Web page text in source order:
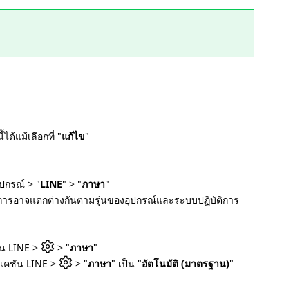
ด้แม้เลือกที่ "แก้ไข"
กรณ์ > "LINE" > "ภาษา"
รอาจแตกต่างกันตามรุ่นของอุปกรณ์และระบบปฏิบัติการ
LINE >
> "ภาษา"
ชัน LINE >
> "ภาษา" เป็น "อัตโนมัติ (มาตรฐาน)"